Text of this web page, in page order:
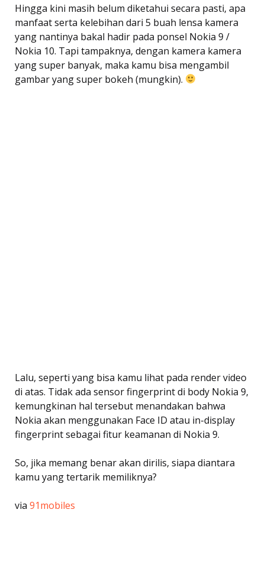
Hingga kini masih belum diketahui secara pasti, apa
manfaat serta kelebihan dari 5 buah lensa kamera
yang nantinya bakal hadir pada ponsel Nokia 9 /
Nokia 10. Tapi tampaknya, dengan kamera kamera
yang super banyak, maka kamu bisa mengambil
gambar yang super bokeh (mungkin).
Lalu, seperti yang bisa kamu lihat pada render video
di atas. Tidak ada sensor fingerprint di body Nokia 9,
kemungkinan hal tersebut menandakan bahwa
Nokia akan menggunakan Face ID atau in-display
fingerprint sebagai fitur keamanan di Nokia 9.
So, jika memang benar akan dirilis, siapa diantara
kamu yang tertarik memiliknya?
via 91mobiles